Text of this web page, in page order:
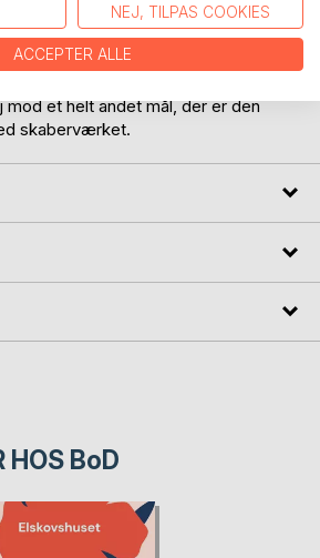
hvad der er sket, hvad de kan
med tilværelsen. De bliver
hvorfor verden er sådan, hvis gud
mod et helt andet mål, der er den
skaberværket.
HOS BoD
NEJ, TILPAS COOKIES
ACCEPTER ALLE